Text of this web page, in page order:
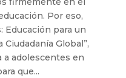
Por eso,
Educación para un
Global”,
a adolescentes en
que...